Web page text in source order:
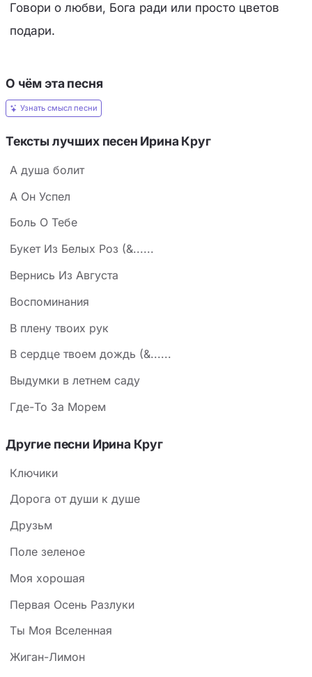
Говори о любви, Бога ради или просто цветов
подари.
О чём эта песня
Узнать смысл песни
Тексты лучших песен Ирина Круг
А душа болит
А Он Успел
Боль О Тебе
Букет Из Белых Роз (&......
Вернись Из Августа
Воспоминания
В плену твоих рук
В сердце твоем дождь (&......
Выдумки в летнем саду
Где-То За Морем
Другие песни Ирина Круг
Ключики
Дорога от души к душе
Друзьм
Поле зеленое
Моя хорошая
Первая Осень Разлуки
Ты Моя Вселенная
Жиган-Лимон